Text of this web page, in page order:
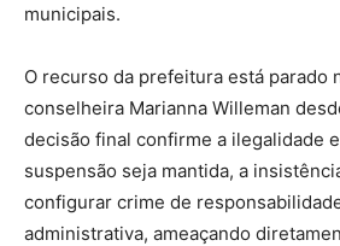
municipais.
O recurso da prefeitura está parado
conselheira Marianna Willeman
decisão final confirme a ilegalidade
suspensão seja mantida, a
configurar crime de
administrativa, ameaçando